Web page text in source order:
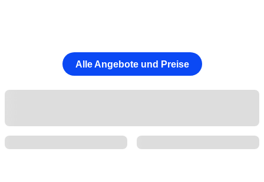
Alle Angebote und Preise